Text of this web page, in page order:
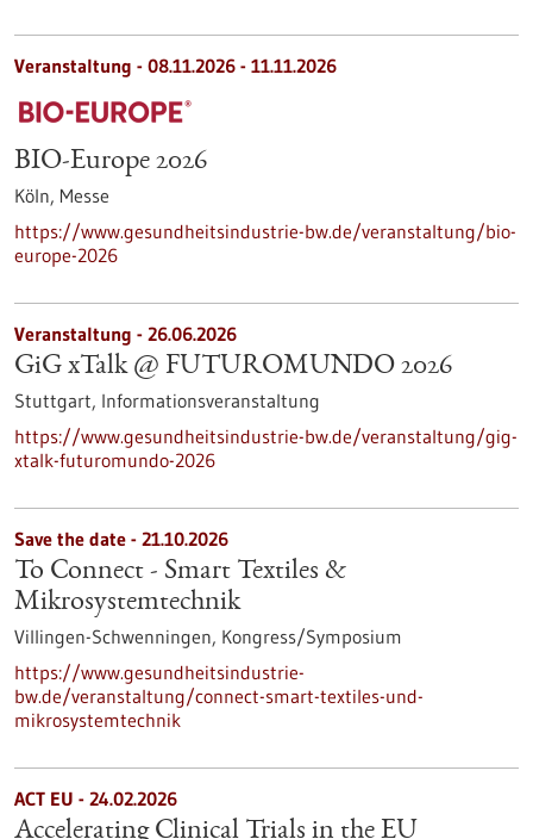
Veranstaltung - 08.11.2026 - 11.11.2026
BIO-Europe 2026
Köln, Messe
https://www.gesundheitsindustrie-bw.de/veranstaltung/bio-
europe-2026
Veranstaltung - 26.06.2026
GiG xTalk @ FUTUROMUNDO 2026
Stuttgart, Informationsveranstaltung
https://www.gesundheitsindustrie-bw.de/veranstaltung/gig-
xtalk-futuromundo-2026
Save the date - 21.10.2026
To Connect - Smart Textiles &
Mikrosystemtechnik
Villingen-Schwenningen, Kongress/Symposium
https://www.gesundheitsindustrie-
bw.de/veranstaltung/connect-smart-textiles-und-
mikrosystemtechnik
ACT EU - 24.02.2026
Accelerating Clinical Trials in the EU